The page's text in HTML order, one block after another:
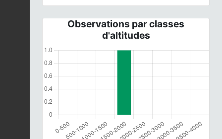
Observations par classes
d'altitudes